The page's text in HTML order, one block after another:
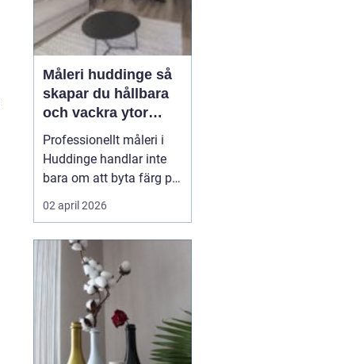
Måleri huddinge så
skapar du hållbara
och vackra ytor
hemma
Professionellt måleri i
Huddinge handlar inte
bara om att byta färg på
en vägg. Rätt utfört
arbete skyddar huset
höjer värdet på bostaden
och gör vardagen
trevligare. Genom att
planera projektet
noggrant, välja rätt
färgtyper oc...
02 april 2026